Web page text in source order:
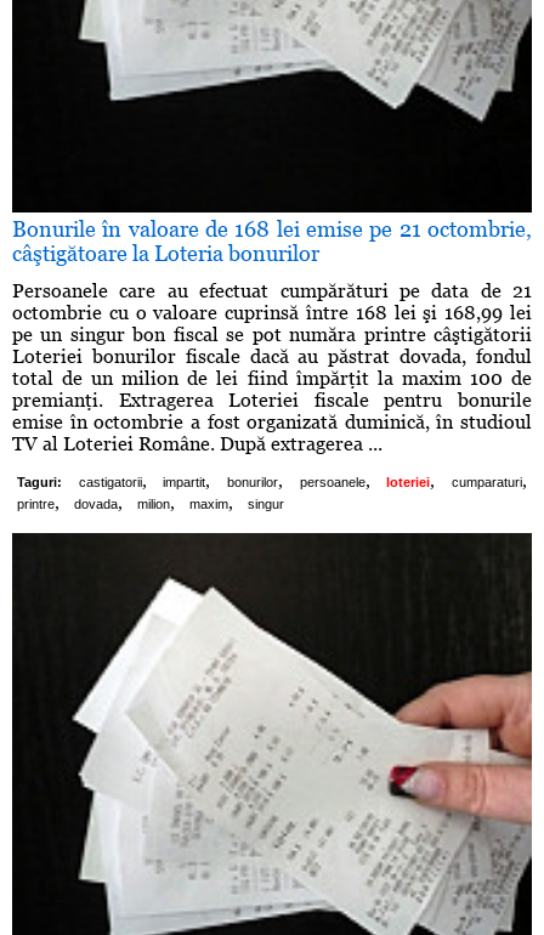
Bonurile în valoare de 168 lei emise pe 21 octombrie,
câştigătoare la Loteria bonurilor
Persoanele care au efectuat cumpărături pe data de 21
octombrie cu o valoare cuprinsă între 168 lei şi 168,99 lei
pe un singur bon fiscal se pot număra printre câştigătorii
Loteriei bonurilor fiscale dacă au păstrat dovada, fondul
total de un milion de lei fiind împărţit la maxim 100 de
premianţi. Extragerea Loteriei fiscale pentru bonurile
emise în octombrie a fost organizată duminică, în studioul
TV al Loteriei Române. După extragerea ...
Taguri: castigatorii, impartit, bonurilor, persoanele, loteriei, cumparaturi,
printre, dovada, milion, maxim, singur